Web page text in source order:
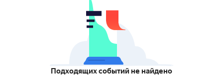
Подходящих событий не найдено